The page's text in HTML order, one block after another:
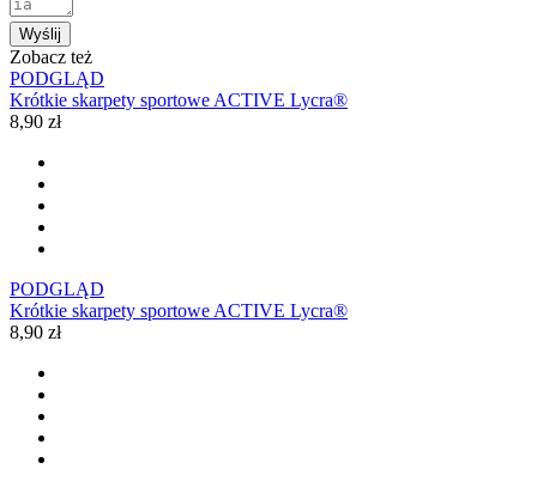
Wyślij
Zobacz też
PODGLĄD
Krótkie skarpety sportowe ACTIVE Lycra®
8,90 zł
PODGLĄD
Krótkie skarpety sportowe ACTIVE Lycra®
8,90 zł